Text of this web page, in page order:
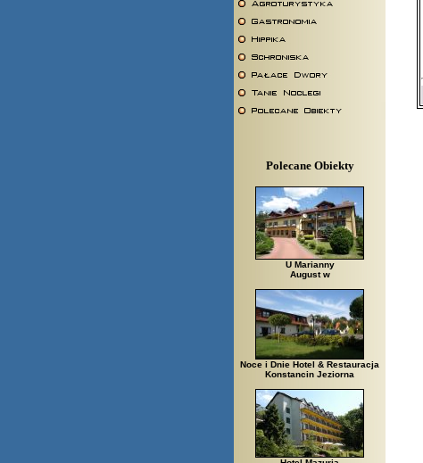
Polecane Obiekty
U Marianny
August w
Noce i Dnie Hotel & Restauracja
Konstancin Jeziorna